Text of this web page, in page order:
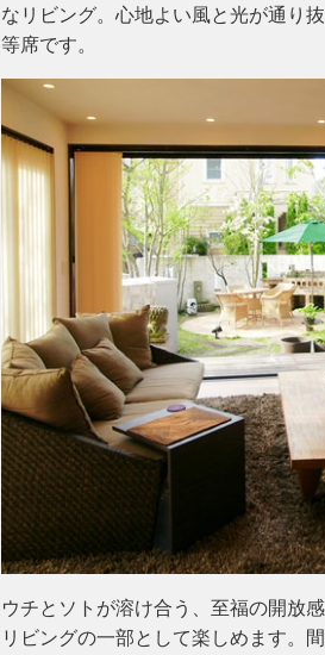
なリビング。心地よい風と光が通り
等席です。
ウチとソトが溶け合う、至福の開放
リビングの一部として楽しめます。